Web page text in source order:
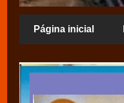
Página inicial